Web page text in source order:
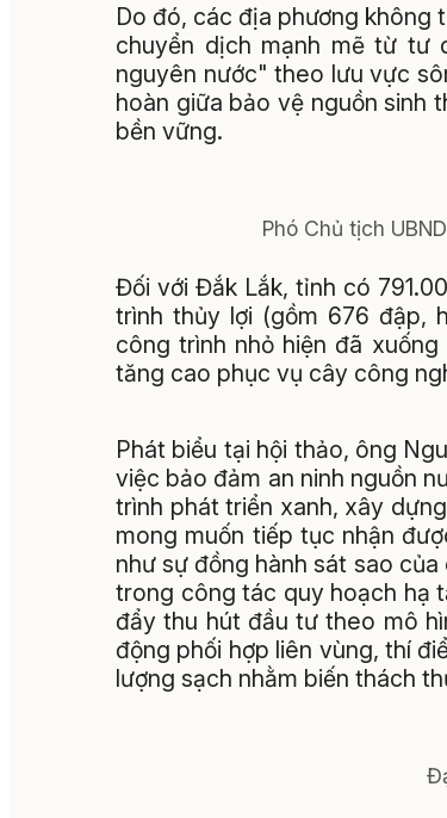
Do đó, các địa phương không
chuyển dịch mạnh mẽ từ tư
nguyên nước" theo lưu vực
hoàn giữa bảo vệ nguồn sinh
bền vững.
Phó Chủ tịch
Đối với Đắk Lắk, tỉnh có
trình thủy lợi (gồm 676 đập,
công trình nhỏ hiện đã
tăng cao phục vụ cây công
Phát biểu tại hội thảo, ông
việc bảo đảm an ninh nguồn
trình phát triển xanh, xây
mong muốn tiếp tục nhận
như sự đồng hành sát sao
trong công tác quy hoạch hạ
đẩy thu hút đầu tư theo mô
động phối hợp liên vùng, thí
lượng sạch nhằm biến thách